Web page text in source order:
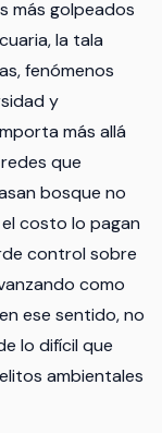
más golpeados
la tala
fenómenos
y
más allá
que
bosque no
costo lo pagan
control sobre
como
ese sentido, no
lo difícil que
ambientales